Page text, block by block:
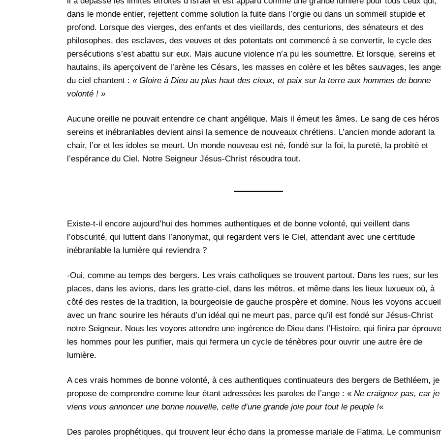
dans le monde entier, rejettent comme solution la fuite dans l’orgie ou dans un sommeil stupide et
profond. Lorsque des vierges, des enfants et des vieillards, des centurions, des sénateurs et des
philosophes, des esclaves, des veuves et des potentats ont commencé à se convertir, le cycle des
persécutions s’est abattu sur eux. Mais aucune violence n’a pu les soumettre. Et lorsque, sereins et
hautains, ils aperçoivent de l’arène les Césars, les masses en colère et les bêtes sauvages, les
du ciel chantent : « Gloire à Dieu au plus haut des cieux, et paix sur la terre aux hommes de bonne
volonté ! »
Aucune oreille ne pouvait entendre ce chant angélique. Mais il émeut les âmes. Le sang de ces héros
sereins et inébranlables devient ainsi la semence de nouveaux chrétiens. L’ancien monde adorant la
chair, l’or et les idoles se meurt. Un monde nouveau est né, fondé sur la foi, la pureté, la probité et
l’espérance du Ciel. Notre Seigneur Jésus-Christ résoudra tout.
Existe-t-il encore aujourd’hui des hommes authentiques et de bonne volonté, qui veillent dans
l’obscurité, qui luttent dans l’anonymat, qui regardent vers le Ciel, attendant avec une certitude
inébranlable la lumière qui reviendra ?
-Oui, comme au temps des bergers. Les vrais catholiques se trouvent partout. Dans les rues, sur les
places, dans les avions, dans les gratte-ciel, dans les métros, et même dans les lieux luxueux où, à
côté des restes de la tradition, la bourgeoisie de gauche prospère et domine. Nous les voyons
avec un franc sourire les hérauts d’un idéal qui ne meurt pas, parce qu’il est fondé sur Jésus-Christ
notre Seigneur. Nous les voyons attendre une ingérence de Dieu dans l’Histoire, qui finira par
les hommes pour les purifier, mais qui fermera un cycle de ténèbres pour ouvrir une autre ère de
lumière.
A ces vrais hommes de bonne volonté, à ces authentiques continuateurs des bergers de Bethléem, je
propose de comprendre comme leur étant adressées les paroles de l’ange : « Ne craignez pas, car je
viens vous annoncer une bonne nouvelle, celle d’une grande joie pour tout le peuple !«
Des paroles prophétiques, qui trouvent leur écho dans la promesse mariale de Fatima. Le